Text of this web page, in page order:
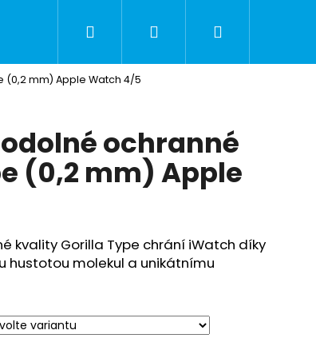
Servis Apple zařízení
Hledat PřihlášeníNákupní
(0,2 mm) Apple Watch 4/5
odolné ochranné
(0,2 mm) Apple
kvality Gorilla Type chrání iWatch díky
hustotou molekul a unikátnímu
Následující